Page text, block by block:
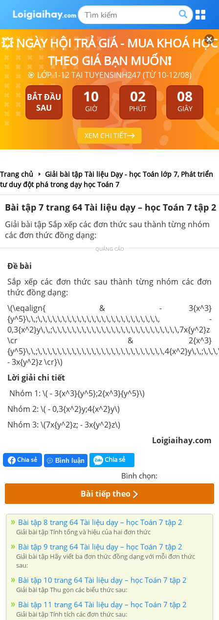
💥 NGÀY HỘI TRẢ GIÁ - MUA KHOÁ HỌC
THEO GIÁ BẠN MUỐN❗
🎯 LỚP 1-12 TẠI TUYENSINH247 (TỪ 10-12/08)
BẮT ĐẦU
SAU
10
GIỜ
02
PHÚT
08
GIÂY
XEM CHI TIẾT
Trang chủ
Giải bài tập Tài liệu Dạy - học Toán lớp 7, Phát triển
tư duy đột phá trong dạy học Toán 7
Bài tập 7 trang 64 Tài liệu dạy – học Toán 7 tập 2
Giải bài tập Sắp xếp các đơn thức sau thành từng nhóm
các đơn thức đồng dạng:
QUẢNG CÁO
Đề bài
Sắp xếp các đơn thức sau thành từng nhóm các đơn
thức đồng dạng:
\(\eqalign{ & - 3{x^3}
{y^5}\,\,;\,\,\,\,\,\,\,\,\,\,\,\,\,\,\,\,\,\,\,\,\,\,\,\,\, -
0,3{x^2}y\,\,;\,\,\,\,\,\,\,\,\,\,\,\,\,\,\,\,\,\,\,\,\,\,\,\,\,\,7x{y^2}z
\cr & 2{x^3}
- 3x{y^2}z \cr}\)
Lời giải chi tiết
Nhóm 1: \( - 3{x^3}{y^5};2{x^3}{y^5}\)
Nhóm 2: \( - 0,3{x^2}y;4{x^2}y\)
Nhóm 3: \(7x{y^2}z; - 3x{y^2}z\)
Loigiaihay.com
Chia sẻ Bình luận Chia sẻ
Bình chọn:
Bài tiếp theo
Bài tập 8 trang 64 Tài liệu dạy – học Toán 7 tập 2
Giải bài tập Tính tổng và hiệu của hai đơn thức
Bài tập 9 trang 64 Tài liệu dạy – học Toán 7 tập 2
Giải bài tập Hãy viết ba đơn thức đồng dạng với mỗi đơn thức
sau:
Bài tập 10 trang 64 Tài liệu dạy – học Toán 7 tập 2
Giải bài tập Thu gọn các biểu thức sau:
Bài tập 11 trang 64 Tài liệu dạy – học Toán 7 tập 2
Giải bài tập Tính tích các đơn thức sau: